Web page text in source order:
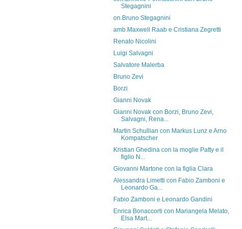
Stegagnini
on.Bruno Stegagnini
amb.Maxwell Raab e Cristiana Zegretti
Renato Nicolini
Luigi Salvagni
Salvatore Malerba
Bruno Zevi
Borzi
Gianni Novak
Gianni Novak con Borzi, Bruno Zevi,
Salvagni, Rena...
Martin Schullian con Markus Lunz e Arno
Kompatscher
Kristian Ghedina con la moglie Patty e il
figlio N...
Giovanni Martone con la figlia Clara
Alessandra Limetti con Fabio Zamboni e
Leonardo Ga...
Fabio Zamboni e Leonardo Gandini
Enrica Bonaccorti con Mariangela Melato,
Elsa Mart...